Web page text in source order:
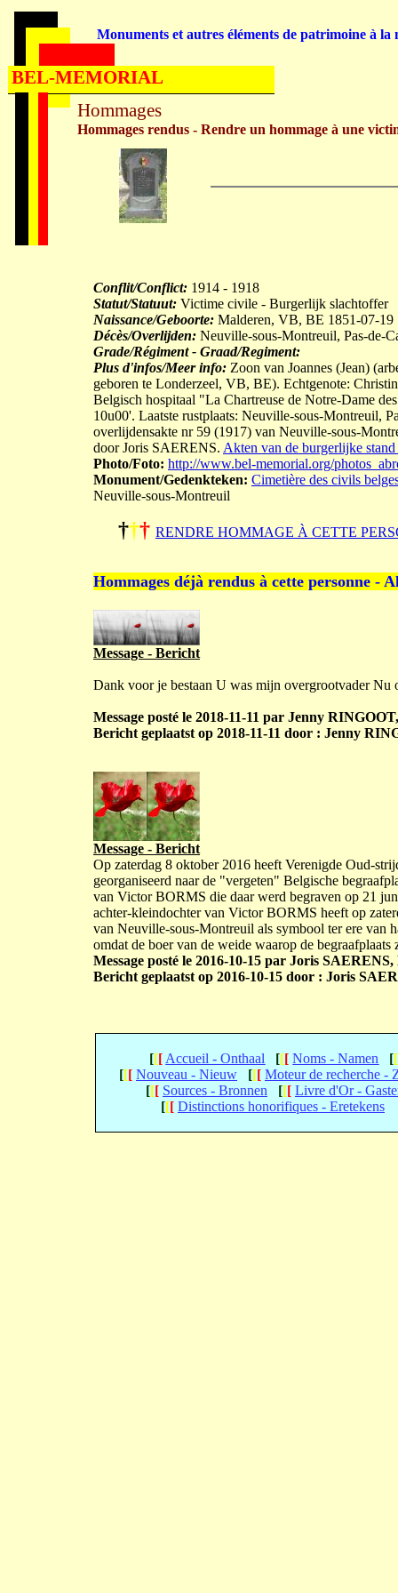
Conflit/Conflict: 1914 - 1918
Statut/Statuut: Victime civile - Burgerlijk slachtoffer
Naissance/Geboorte: Malderen, VB, BE 1851-07-19
Décès/Overlijden: Neuville-sous-Montreuil, Pas-de-
Grade/Régiment - Graad/Regiment:
Plus d'infos/Meer info: Zoon van Joannes (Jean)
geboren te Londerzeel, VB, BE). Echtgenote:
Belgisch hospitaal "La Chartreuse de Notre-Dame
10u00'. Laatste rustplaats: Neuville-sous-Montreuil,
overlijdensakte nr 59 (1917) van Neuville-sous-
door Joris SAERENS. Akten van de burgerlijke
Photo/Foto: http://www.bel-memorial.org/
Monument/Gedenkteken: Cimetière des civils
Neuville-sous-Montreuil
††† RENDRE HOMMAGE À CETTE
Hommages déjà rendus à cette personne -
Message - Bericht
Dank voor je bestaan U was mijn overgrootvader Nu
Message posté le 2018-11-11 par Jenny
Bericht geplaatst op 2018-11-11 door : Jenny
Message - Bericht
Op zaterdag 8 oktober 2016 heeft Verenigde Oud-
georganiseerd naar de "vergeten" Belgische
van Victor BORMS die daar werd begraven op 21
achter-kleindochter van Victor BORMS heeft op
van Neuville-sous-Montreuil als symbool ter ere van
omdat de boer van de weide waarop de
Message posté le 2016-10-15 par Joris
Bericht geplaatst op 2016-10-15 door : Joris
[[[ Accueil - Onthaal [[[ Noms - Namen [[
[[[ Nouveau - Nieuw [[[ Moteur de recherche -
[[[ Sources - Bronnen [[[ Livre d'Or -
[[[ Distinctions honorifiques - Eretekens
Hommages
Hommages rendus - Rendre un hommage à une
Monuments et autres éléments de patrimoine à la
BEL-MEMORIAL